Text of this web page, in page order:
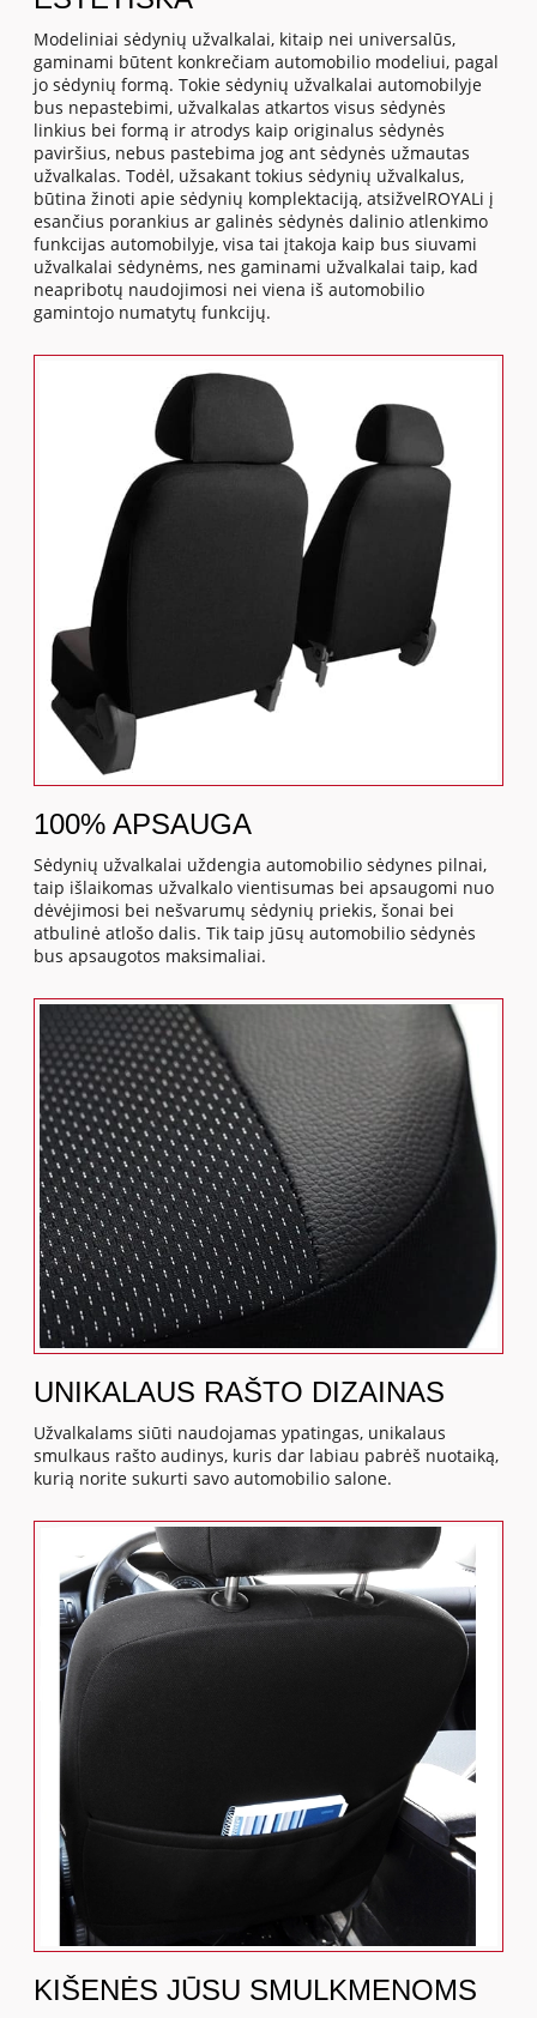
Modeliniai sėdynių užvalkalai, kitaip nei universalūs,
gaminami būtent konkrečiam automobilio modeliui, pagal
jo sėdynių formą. Tokie sėdynių užvalkalai automobilyje
bus nepastebimi, užvalkalas atkartos visus sėdynės
linkius bei formą ir atrodys kaip originalus sėdynės
paviršius, nebus pastebima jog ant sėdynės užmautas
užvalkalas. Todėl, užsakant tokius sėdynių užvalkalus,
būtina žinoti apie sėdynių komplektaciją, atsižvelROYALi į
esančius porankius ar galinės sėdynės dalinio atlenkimo
funkcijas automobilyje, visa tai įtakoja kaip bus siuvami
užvalkalai sėdynėms, nes gaminami užvalkalai taip, kad
neapribotų naudojimosi nei viena iš automobilio
gamintojo numatytų funkcijų.
100% APSAUGA
Sėdynių užvalkalai uždengia automobilio sėdynes pilnai,
taip išlaikomas užvalkalo vientisumas bei apsaugomi nuo
dėvėjimosi bei nešvarumų sėdynių priekis, šonai bei
atbulinė atlošo dalis. Tik taip jūsų automobilio sėdynės
bus apsaugotos maksimaliai.
UNIKALAUS RAŠTO DIZAINAS
Užvalkalams siūti naudojamas ypatingas, unikalaus
smulkaus rašto audinys, kuris dar labiau pabrėš nuotaiką,
kurią norite sukurti savo automobilio salone.
KIŠENĖS JŪSU SMULKMENOMS